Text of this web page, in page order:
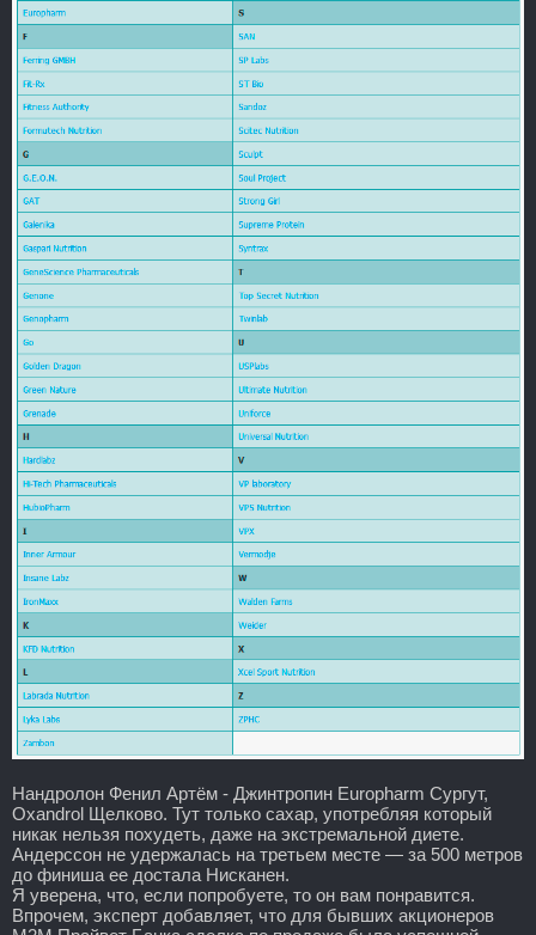
Нандролон Фенил Артём - Джинтропин Europharm Сургут,
Oxandrol Щелково. Тут только сахар, употребляя который
никак нельзя похудеть, даже на экстремальной диете.
Андерссон не удержалась на третьем месте — за 500 метров
до финиша ее достала Нисканен.
Я уверена, что, если попробуете, то он вам понравится.
Впрочем, эксперт добавляет, что для бывших акционеров